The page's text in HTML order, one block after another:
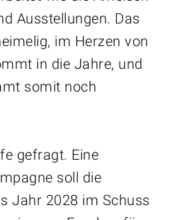
Ausstellungen. Das
im Herzen von
in die Jahre, und
somit noch
gefragt. Eine
soll die
Jahr 2028 im Schuss